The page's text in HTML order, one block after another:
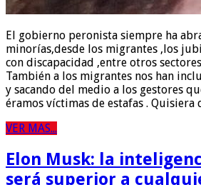
El gobierno peronista siempre ha
minorías,desde los migrantes ,los
con discapacidad ,entre otros
También a los migrantes nos han
y sacando del medio a los gestores
éramos víctimas de estafas .
VER MAS...
Elon Musk: la
será superior a